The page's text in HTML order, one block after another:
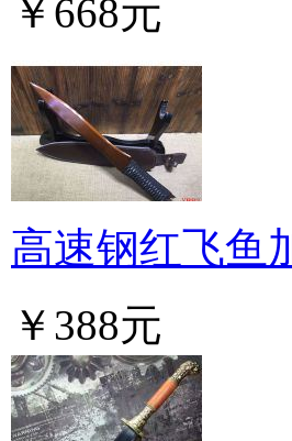
￥668元
高速钢红飞鱼
￥388元